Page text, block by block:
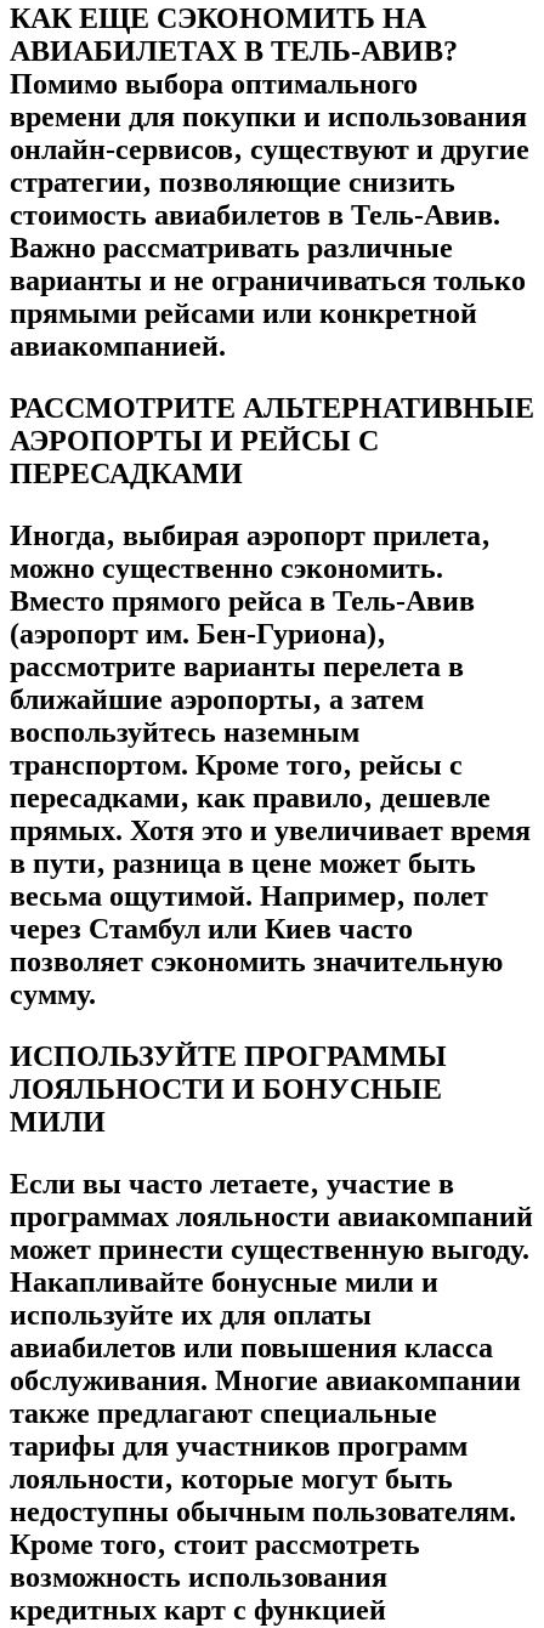
КАК ЕЩЕ СЭКОНОМИТЬ НА
АВИАБИЛЕТАХ В ТЕЛЬ-АВИВ?
Помимо выбора оптимального
времени для покупки и использования
онлайн-сервисов‚ существуют и другие
стратегии‚ позволяющие снизить
стоимость авиабилетов в Тель-Авив.
Важно рассматривать различные
варианты и не ограничиваться только
прямыми рейсами или конкретной
авиакомпанией.
РАССМОТРИТЕ АЛЬТЕРНАТИВНЫЕ
АЭРОПОРТЫ И РЕЙСЫ С
ПЕРЕСАДКАМИ
Иногда‚ выбирая аэропорт прилета‚
можно существенно сэкономить.
Вместо прямого рейса в Тель-Авив
(аэропорт им. Бен-Гуриона)‚
рассмотрите варианты перелета в
ближайшие аэропорты‚ а затем
воспользуйтесь наземным
транспортом. Кроме того‚ рейсы с
пересадками‚ как правило‚ дешевле
прямых. Хотя это и увеличивает время
в пути‚ разница в цене может быть
весьма ощутимой. Например‚ полет
через Стамбул или Киев часто
позволяет сэкономить значительную
сумму.
ИСПОЛЬЗУЙТЕ ПРОГРАММЫ
ЛОЯЛЬНОСТИ И БОНУСНЫЕ
МИЛИ
Если вы часто летаете‚ участие в
программах лояльности авиакомпаний
может принести существенную выгоду.
Накапливайте бонусные мили и
используйте их для оплаты
авиабилетов или повышения класса
обслуживания. Многие авиакомпании
также предлагают специальные
тарифы для участников программ
лояльности‚ которые могут быть
недоступны обычным пользователям.
Кроме того‚ стоит рассмотреть
возможность использования
кредитных карт с функцией